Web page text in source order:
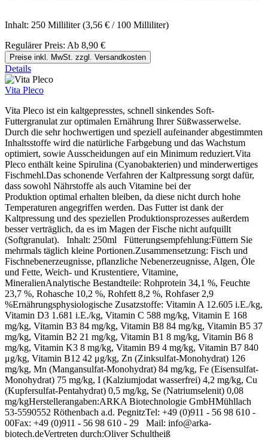
Inhalt: 250 Milliliter(3,56 € / 100 Milliliter)
Regulärer Preis: Ab 8,90 €
Preise inkl. MwSt. zzgl. Versandkosten
Details
Vita Pleco
Vita Pleco ist ein kaltgepresstes, schnell sinkendes Soft-
Futtergranulat zur optimalen Ernährung Ihrer Süßwasserwelse.
Durch die sehr hochwertigen und speziell aufeinander abgestimmten
Inhaltsstoffe wird die natürliche Farbgebung und das Wachstum
optimiert, sowie Ausscheidungen auf ein Minimum reduziert.Vita
Pleco enthält keine Spirulina (Cyanobakterien) und minderwertiges
Fischmehl.Das schonende Verfahren der Kaltpressung sorgt dafür,
dass sowohl Nährstoffe als auch Vitamine bei der
Produktion optimal erhalten bleiben, da diese nicht durch hohe
Temperaturen angegriffen werden. Das Futter ist dank der
Kaltpressung und des speziellen Produktionsprozesses außerdem
besser verträglich, da es im Magen der Fische nicht aufquillt
(Softgranulat). Inhalt: 250ml Fütterungsempfehlung:Füttern Sie
mehrmals täglich kleine Portionen.Zusammensetzung: Fisch und
Fischnebenerzeugnisse, pflanzliche Nebenerzeugnisse, Algen, Öle
und Fette, Weich- und Krustentiere, Vitamine,
MineralienAnalytische Bestandteile: Rohprotein 34,1 %, Feuchte
23,7 %, Rohasche 10,2 %, Rohfett 8,2 %, Rohfaser 2,9
%Ernährungsphysiologische Zusatzstoffe: Vitamin A 12.605 i.E./kg,
Vitamin D3 1.681 i.E./kg, Vitamin C 588 mg/kg, Vitamin E 168
mg/kg, Vitamin B3 84 mg/kg, Vitamin B8 84 mg/kg, Vitamin B5 37
mg/kg, Vitamin B2 21 mg/kg, Vitamin B1 8 mg/kg, Vitamin B6 8
mg/kg, Vitamin K3 8 mg/kg, Vitamin B9 4 mg/kg, Vitamin B7 840
μg/kg, Vitamin B12 42 μg/kg, Zn (Zinksulfat-Monohydrat) 126
mg/kg, Mn (Mangansulfat-Monohydrat) 84 mg/kg, Fe (Eisensulfat-
Monohydrat) 75 mg/kg, I (Kalziumjodat wasserfrei) 4,2 mg/kg, Cu
(Kupfersulfat-Pentahydrat) 0,5 mg/kg, Se (Natriumselenit) 0,08
mg/kgHerstellerangaben:ARKA Biotechnologie GmbHMühllach
53-5590552 Röthenbach a.d. PegnitzTel: +49 (0)911 - 56 98 610 -
00Fax: +49 (0)911 - 56 98 610 - 29 Mail: info@arka-
biotech.deVertreten durch:Oliver Schultheiß